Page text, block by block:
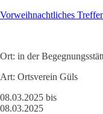
Vorweihnachtliches
Ort: in der
Art: Ortsverein Güls
08.03.2025 bis
08.03.2025